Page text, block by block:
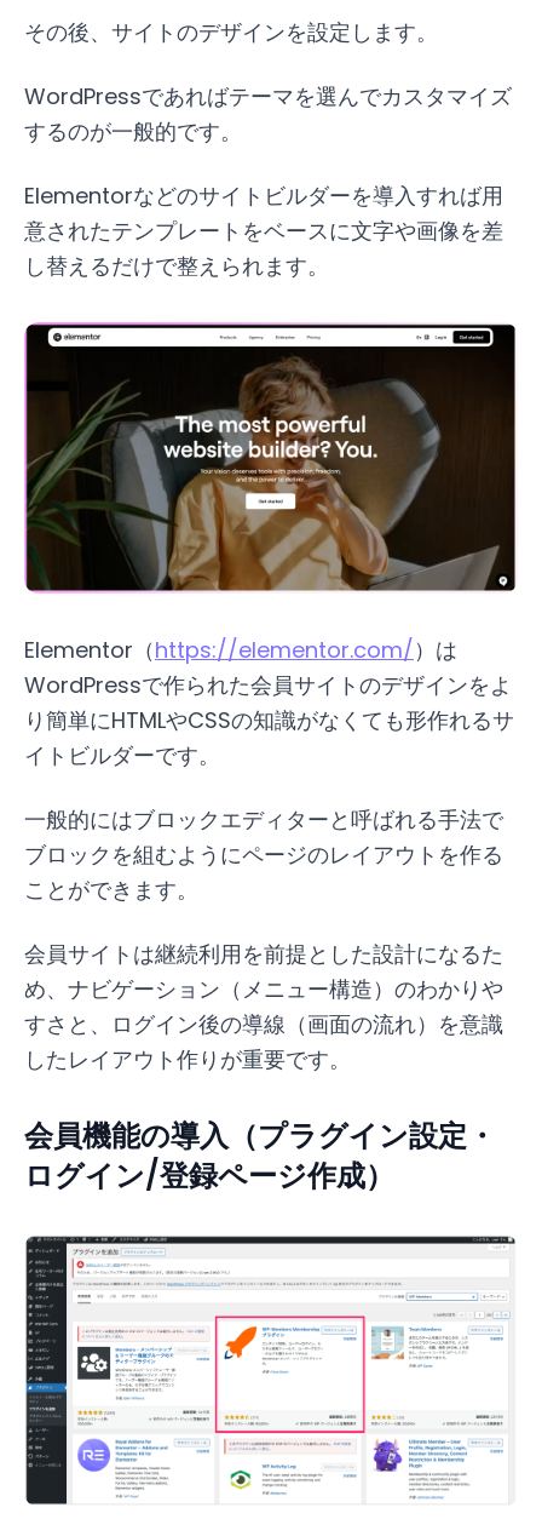
その後、サイトのデザインを設定します。
WordPressであればテーマを選んでカスタマイズ
するのが一般的です。
Elementorなどのサイトビルダーを導入すれば用
意されたテンプレートをベースに文字や画像を差
し替えるだけで整えられます。
Elementor（https://elementor.com/ ）は
WordPressで作られた会員サイトのデザインをよ
り簡単にHTMLやCSSの知識がなくても形作れるサ
イトビルダーです。
一般的にはブロックエディターと呼ばれる手法で
ブロックを組むようにページのレイアウトを作る
ことができます。
会員サイトは継続利用を前提とした設計になるた
め、ナビゲーション（メニュー構造）のわかりや
すさと、ログイン後の導線（画面の流れ）を意識
したレイアウト作りが重要です。
会員機能の導入（プラグイン設定・
ログイン/登録ページ作成）